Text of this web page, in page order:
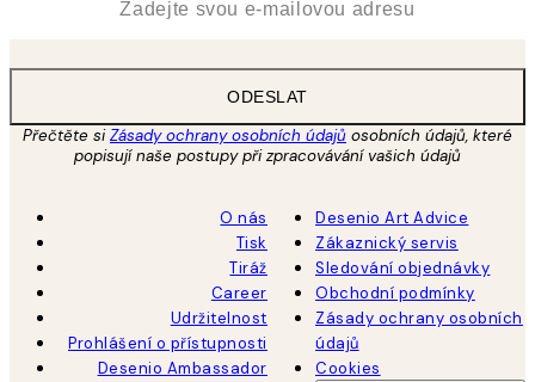
ODESLAT
Přečtěte siZásady ochrany osobních údajů osobních údajů, které
popisují naše postupy při zpracovávání vašich údajů
O nás
Tisk
Tiráž
Career
Udržitelnost
Prohlášení o přístupnosti
Desenio Ambassador
Desenio Art Advice
Zákaznický servis
Sledování objednávky
Obchodní podmínky
Zásady ochrany osobních
údajů
Cookies